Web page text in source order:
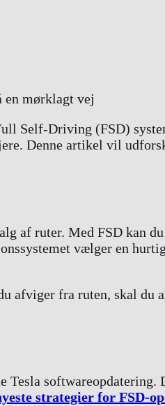
Self-Driving (FSD)
Denne artikel vil
af ruter. Med FSD kan
vælger en
afviger fra ruten, skal
strategier for FSD-